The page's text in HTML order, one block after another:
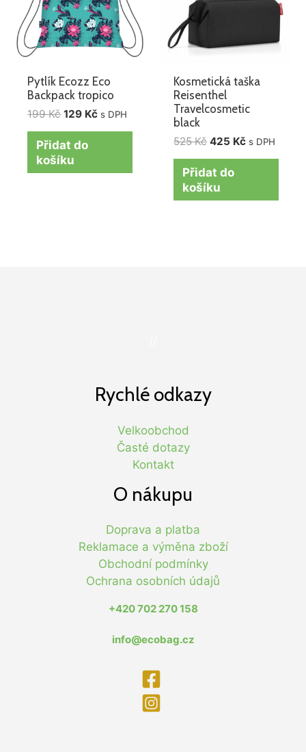
Pytlík Ecozz Eco
Backpack tropico
199Kč 129 Kč s DPH
Přidat do
košíku
Kosmetická taška
Reisenthel
Travelcosmetic
black
525Kč 425 Kč s DPH
Přidat do
košíku
Rychlé odkazy
Velkoobchod
Časté dotazy
Kontakt
O nákupu
Doprava a platba
Reklamace a výměna zboží
Obchodní podmínky
Ochrana osobních údajů
+420 702 270 158
info@ecobag.cz